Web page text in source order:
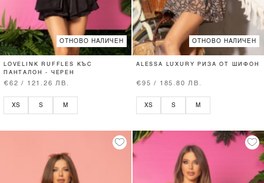
ОТНОВО НАЛИЧЕН
LOVELINK RUFFLES КЪС
ПАНТАЛОН - ЧЕРЕН
€62 / 121.26 ЛВ.
XS S M
ОТНОВО НАЛИЧЕН
ALESSA LUXURY РИЗА ОТ ШИФОН
€95 / 185.80 ЛВ.
XS S M